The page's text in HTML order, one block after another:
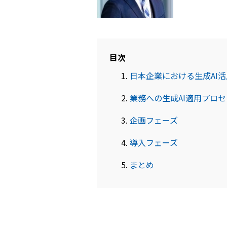
目次
日本企業における生成AI
業務への生成AI適用プロ
企画フェーズ
導入フェーズ
まとめ